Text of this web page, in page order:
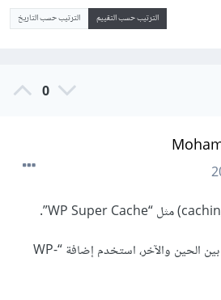
الترتيب حسب التقييم الترتيب حسب التاريخ
0
- قم بتنظيف قواعد البيانات بين الحين والآخر، استخدم إضافة “WP-